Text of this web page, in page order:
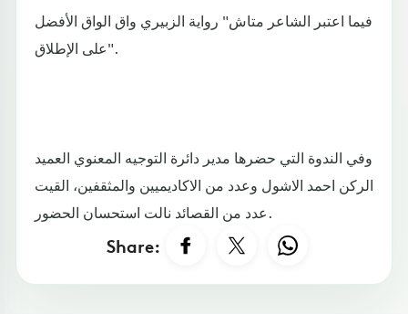
فيما اعتبر الشاعر متاش" رواية الزبيري واق الواق الأفضل
على الإطلاق".
وفي الندوة التي حضرها مدير دائرة التوجيه المعنوي العميد
الركن احمد الاشول وعدد من الاكاديميين والمثقفين، القيت
عدد من القصائد نالت استحسان الحضور.
Share: